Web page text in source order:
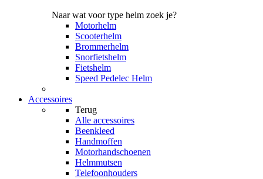
Naar wat voor type helm zoek je?
Motorhelm
Scooterhelm
Brommerhelm
Snorfietshelm
Fietshelm
Speed Pedelec Helm
Accessoires
Terug
Alle accessoires
Beenkleed
Handmoffen
Motorhandschoenen
Helmmutsen
Telefoonhouders